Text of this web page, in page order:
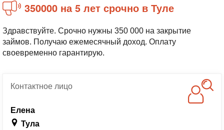
350000 на 5 лет срочно в Туле
Здравствуйте. Срочно нужны 350 000 на закрытие
займов. Получаю ежемесячный доход. Оплату
своевременно гарантирую.
Контактноелицо
Елена
Тула